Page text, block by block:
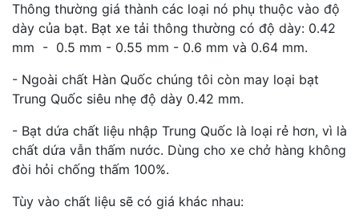
Thông thường giá thành các loại nó phụ thuộc vào độ
dày của bạt. Bạt xe tải thông thường có độ dày: 0.42
mm - 0.5 mm - 0.55 mm - 0.6 mm và 0.64 mm.
- Ngoài chất Hàn Quốc chúng tôi còn may loại bạt
Trung Quốc siêu nhẹ độ dày 0.42 mm.
- Bạt dứa chất liệu nhập Trung Quốc là loại rẻ hơn, vì là
chất dứa vẫn thấm nước. Dùng cho xe chở hàng không
đòi hỏi chống thấm 100%.
Tùy vào chất liệu sẽ có giá khác nhau: